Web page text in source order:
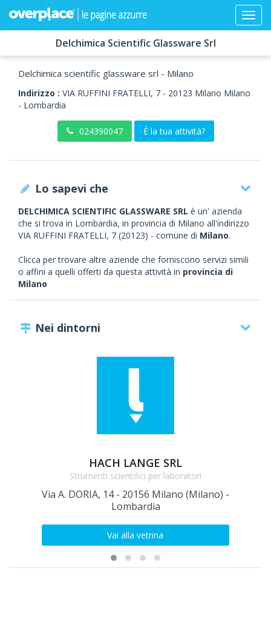
Delchimica Scientific Glassware Srl
Delchimica scientific glassware srl - Milano
Indirizzo : VIA RUFFINI FRATELLI, 7 - 20123 Milano Milano
- Lombardia
024390047 È la tua attività?
Lo sapevi che
DELCHIMICA SCIENTIFIC GLASSWARE SRL è un' azienda
che si trova in Lombardia, in provincia di Milano all'indirizzo
VIA RUFFINI FRATELLI, 7 (20123) - comune di Milano.
Clicca per trovare altre aziende che forniscono servizi simili
o affini a quelli offerti da questa attività in provincia di
Milano
Nei dintorni
HACH LANGE SRL
Strumenti scientifici per laboratori
Via A. DORIA, 14 - 20156 Milano (Milano) -
Lombardia
Vai alla vetrina